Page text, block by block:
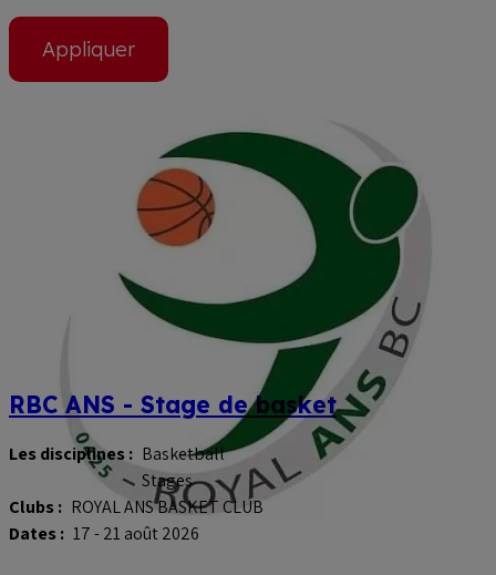
RBC ANS - Stage de basket
Les disciplines : Basketball
Stages
Clubs : ROYAL ANS BASKET CLUB
Dates : 17 - 21 août 2026